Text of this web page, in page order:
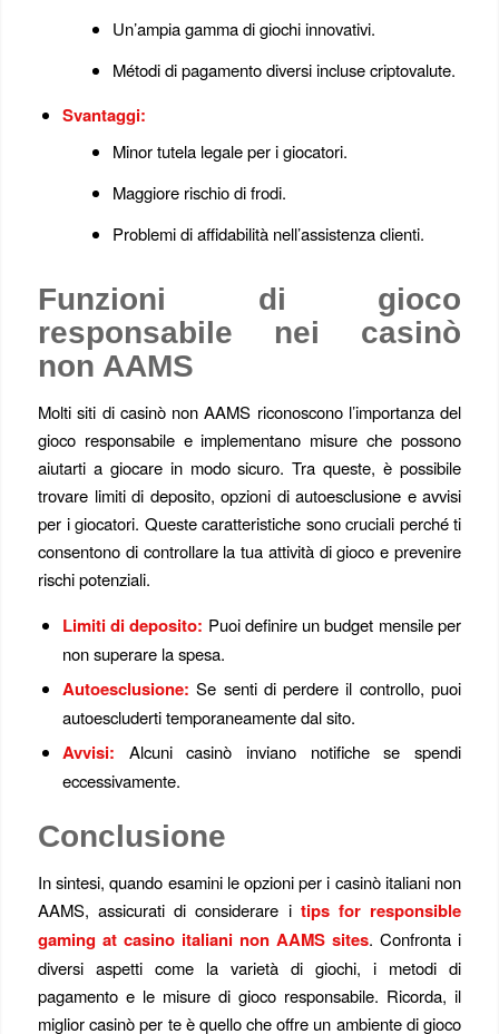
Un’ampia gamma di giochi innovativi.
Métodi di pagamento diversi incluse criptovalute.
Svantaggi:
Minor tutela legale per i giocatori.
Maggiore rischio di frodi.
Problemi di affidabilità nell’assistenza clienti.
Funzioni di gioco
responsabile nei casinò
non AAMS
Molti siti di casinò non AAMS riconoscono l’importanza del
gioco responsabile e implementano misure che possono
aiutarti a giocare in modo sicuro. Tra queste, è possibile
trovare limiti di deposito, opzioni di autoesclusione e avvisi
per i giocatori. Queste caratteristiche sono cruciali perché ti
consentono di controllare la tua attività di gioco e prevenire
rischi potenziali.
Limiti di deposito: Puoi definire un budget mensile per
non superare la spesa.
Autoesclusione: Se senti di perdere il controllo, puoi
autoescluderti temporaneamente dal sito.
Avvisi: Alcuni casinò inviano notifiche se spendi
eccessivamente.
Conclusione
In sintesi, quando esamini le opzioni per i casinò italiani non
AAMS, assicurati di considerare i tips for responsible
gaming at casino italiani non AAMS sites. Confronta i
diversi aspetti come la varietà di giochi, i metodi di
pagamento e le misure di gioco responsabile. Ricorda, il
miglior casinò per te è quello che offre un ambiente di gioco